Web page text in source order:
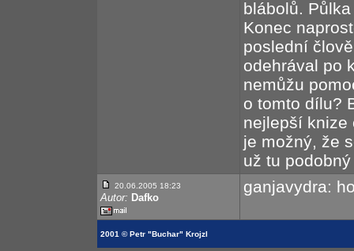
blábolů.
Konec
poslední
odehrával po
nemůžu
o tomto dílu?
nejlepší knize
je možný, že
už tu
20.06.2005 18:23
Autor: Dafko
ganjavydra:
2001 © Petr "Buchar" Krojzl